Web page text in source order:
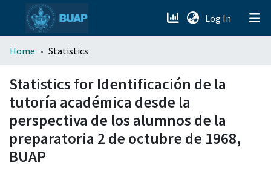
Log In (current)
menu.section.about_menu
All of DSpace
Home Statistics
Statistics for Identificación de la
tutoría académica desde la
perspectiva de los alumnos de la
preparatoria 2 de octubre de 1968,
BUAP